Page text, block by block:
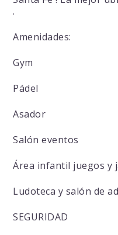
.
Amenidades:
Gym
Pádel
Asador
Salón eventos
Área infantil juegos y
Ludoteca y salón de
SEGURIDAD